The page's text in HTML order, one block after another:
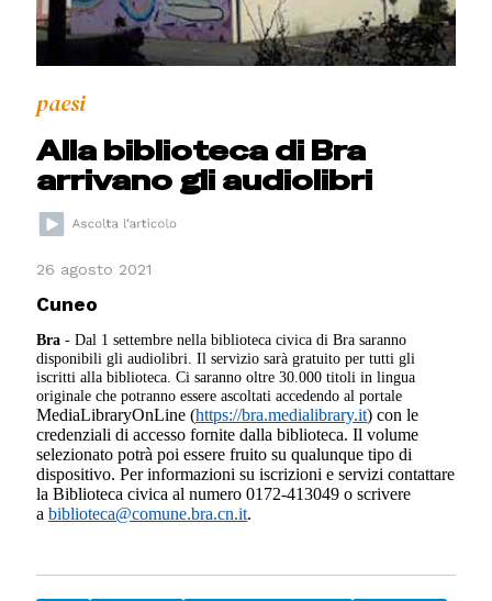
paesi
Alla biblioteca di Bra
arrivano gli audiolibri
26 agosto 2021
Cuneo
Bra - Dal 1 settembre nella biblioteca civica di Bra saranno
disponibili gli audiolibri. Il servizio sarà gratuito per tutti gli
iscritti alla biblioteca. Ci saranno oltre 30.000 titoli in lingua
originale che potranno essere ascoltati accedendo al portale
MediaLibraryOnLine (https://bra.medialibrary.it) con le
credenziali di accesso fornite dalla biblioteca. Il volume
selezionato potrà poi essere fruito su qualunque tipo di
dispositivo.Per informazioni su iscrizioni e servizi contattare
la Biblioteca civica al numero 0172-413049 o scrivere
abiblioteca@comune.bra.cn.it.